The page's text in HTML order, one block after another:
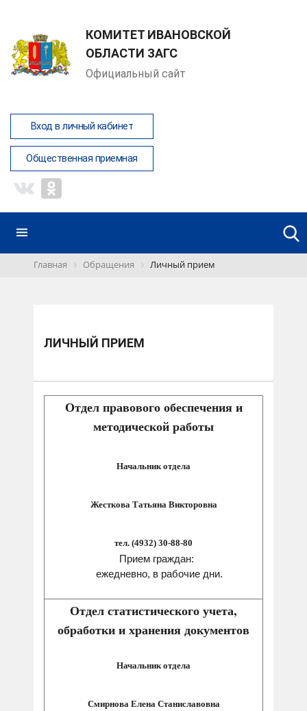
КОМИТЕТ ИВАНОВСКОЙ
ОБЛАСТИ ЗАГС
Официальный сайт
Вход в личный кабинет
Общественная приемная
Главная Обращения Личный прием
ЛИЧНЫЙ ПРИЕМ
Отдел правового обеспечения и
методической работы
Начальник отдела
Жесткова Татьяна Викторовна
тел. (4932) 30-88-80
Прием граждан:
ежедневно, в рабочие дни.
Отдел статистического учета,
обработки и хранения документов
Начальник отдела
Смирнова Елена Станиславовна